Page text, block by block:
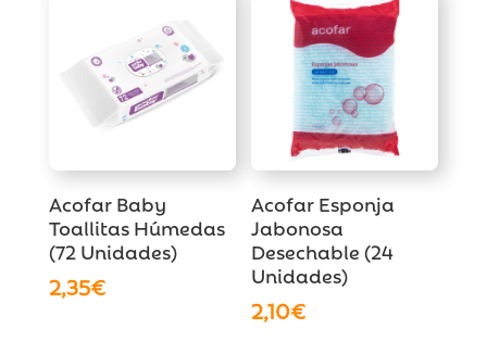
Acofar Baby
Toallitas Húmedas
(72 Unidades)
2,35€
Acofar Esponja
Jabonosa
Desechable (24
Unidades)
2,10€